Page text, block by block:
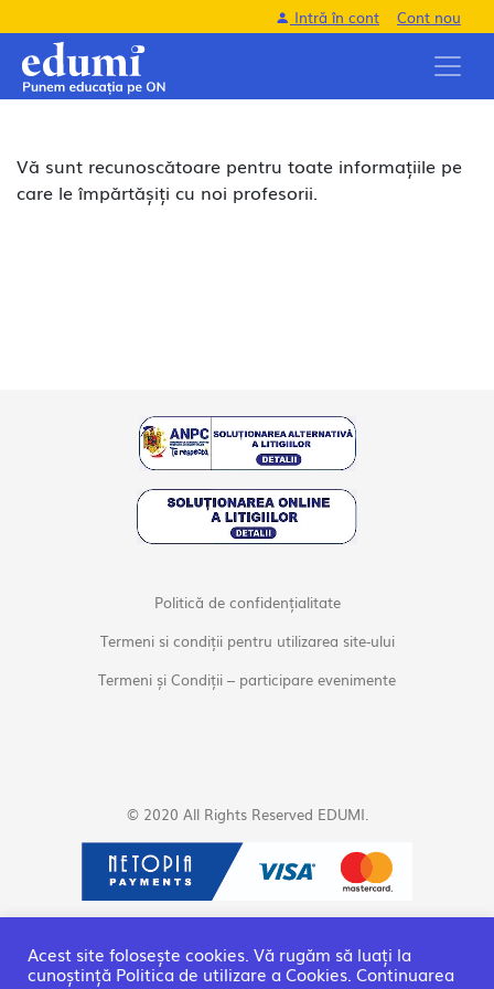
Intră în cont Cont nou
Vă sunt recunoscătoare pentru toate informațiile pe
care le împărtășiți cu noi profesorii.
Acest site folosește cookies. Vă rugăm să luați la
cunoștință Politica de utilizare a Cookies. Continuarea
Politică de confidențialitate
Termeni si condiții pentru utilizarea site-ului
Termeni și Condiții – participare evenimente
© 2020 All Rights Reserved EDUMI.